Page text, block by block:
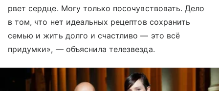
рвет сердце. Могу только посочувствовать. Дело
в том, что нет идеальных рецептов сохранить
семью и жить долго и счастливо — это всё
придумки», — объяснила телезвезда.